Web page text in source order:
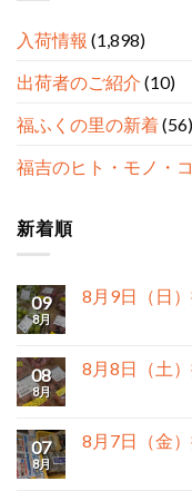
入荷情報 (1,898)
出荷者のご紹介 (10)
福ふくの里の新着(56)
福吉のヒト・モノ・
新着順
09
8月
8月9日（日）
08
8月
8月8日（土）
07
8月
8月7日（金）